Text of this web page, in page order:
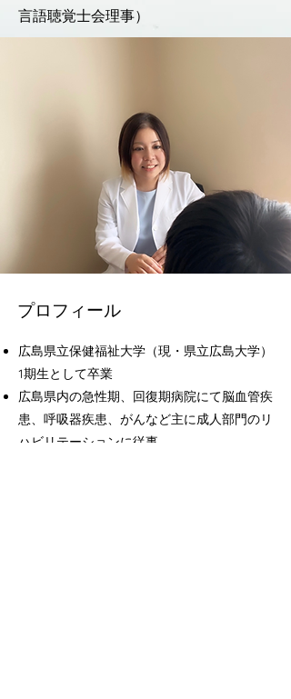
言語聴覚士会理事）
プロフィール
広島県立保健福祉大学（現・県立広島大学）
1期生として卒業
広島県内の急性期、回復期病院にて脳血管疾
患、呼吸器疾患、がんなど主に成人部門のリ
ハビリテーションに従事